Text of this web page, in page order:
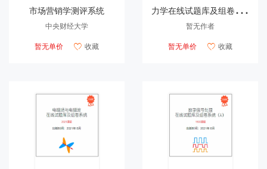
市场营销学测评系统
中央财经大学
暂无单价
 收藏
力
学在线试题库及组卷系统
暂无作者
暂无单价
 收藏